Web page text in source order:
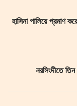
হাসিনা পালিয়ে প্রমাণ
নরসিংদীতে